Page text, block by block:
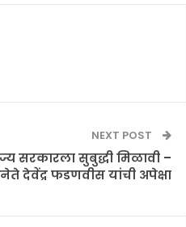
NEXT POST
सरकारला सुबुद्धी मिळावी –
देवेंद्र फडणवीस यांची अपेक्षा